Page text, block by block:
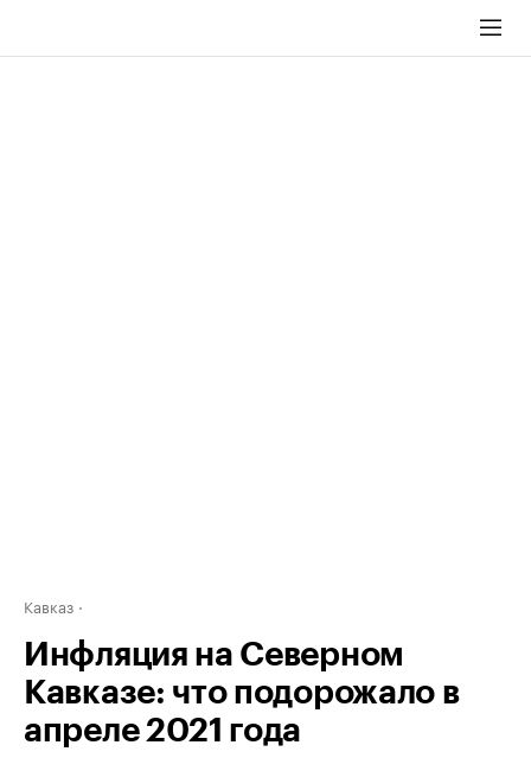
Кавказ
Инфляция на Северном
Кавказе: что подорожало в
апреле 2021 года